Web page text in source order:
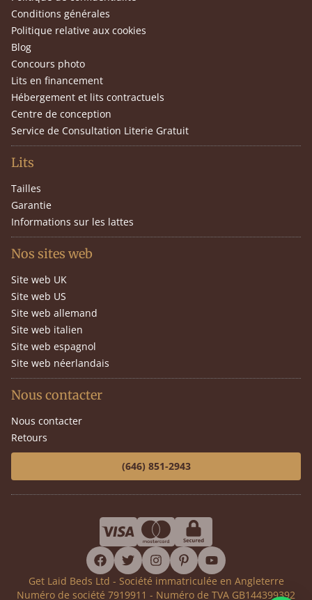
Conditions générales
Politique relative aux cookies
Blog
Concours photo
Lits en financement
Hébergement et lits contractuels
Centre de conception
Service de Consultation Literie Gratuit
Lits
Tailles
Garantie
Informations sur les lattes
Nos sites web
Site web UK
Site web US
Site web allemand
Site web italien
Site web espagnol
Site web néerlandais
Nous contacter
Nous contacter
Retours
(646) 851-2943
facebook
twitterinstagram
pinterestyoutube
Get Laid Beds Ltd - Société immatriculée en Angleterre
Numéro de société 7919911 - Numéro de TVA GB144399392